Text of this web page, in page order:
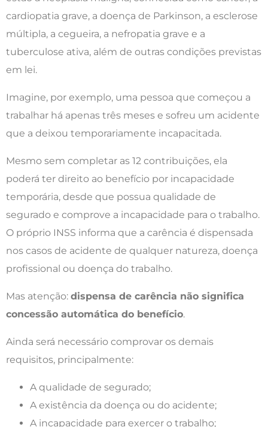
cardiopatia grave, a doença de Parkinson, a esclerose
múltipla, a cegueira, a nefropatia grave e a
tuberculose ativa, além de outras condições previstas
em lei.
Imagine, por exemplo, uma pessoa que começou a
trabalhar há apenas três meses e sofreu um acidente
que a deixou temporariamente incapacitada.
Mesmo sem completar as 12 contribuições, ela
poderá ter direito ao benefício por incapacidade
temporária, desde que possua qualidade de
segurado e comprove a incapacidade para o trabalho.
O próprio INSS informa que a carência é dispensada
nos casos de acidente de qualquer natureza, doença
profissional ou doença do trabalho.
Mas atenção: dispensa de carência não significa
concessão automática do benefício.
Ainda será necessário comprovar os demais
requisitos, principalmente:
A qualidade de segurado;
A existência da doença ou do acidente;
A incapacidade para exercer o trabalho;